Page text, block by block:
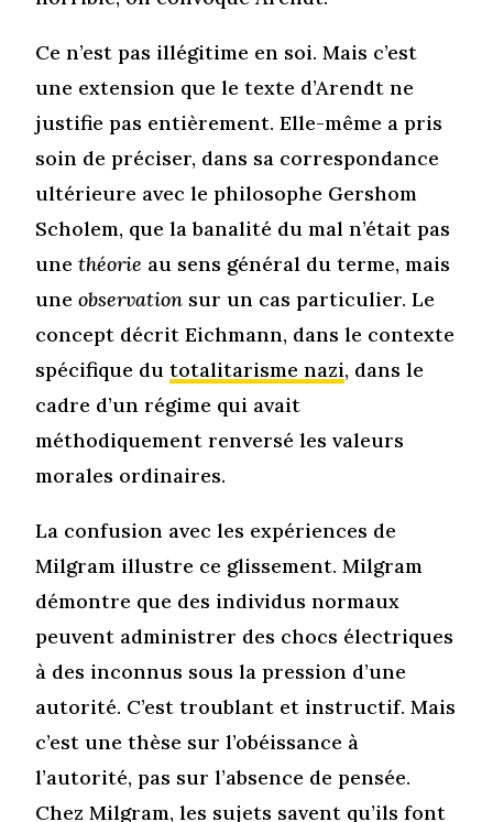
Ce n’est pas illégitime en soi. Mais c’est
une extension que le texte d’Arendt ne
justifie pas entièrement. Elle-même a pris
soin de préciser, dans sa correspondance
ultérieure avec le philosophe Gershom
Scholem, que la banalité du mal n’était pas
unethéorie au sens général du terme, mais
uneobservation sur un cas particulier. Le
concept décrit Eichmann, dans le contexte
spécifique dutotalitarisme nazi, dans le
cadre d’un régime qui avait
méthodiquement renversé les valeurs
morales ordinaires.
La confusion avec les expériences de
Milgram illustre ce glissement. Milgram
démontre que des individus normaux
peuvent administrer des chocs électriques
à des inconnus sous la pression d’une
autorité. C’est troublant et instructif. Mais
c’est une thèse sur l’obéissance à
l’autorité, pas sur l’absence de pensée.
Chez Milgram, les sujets savent qu’ils font